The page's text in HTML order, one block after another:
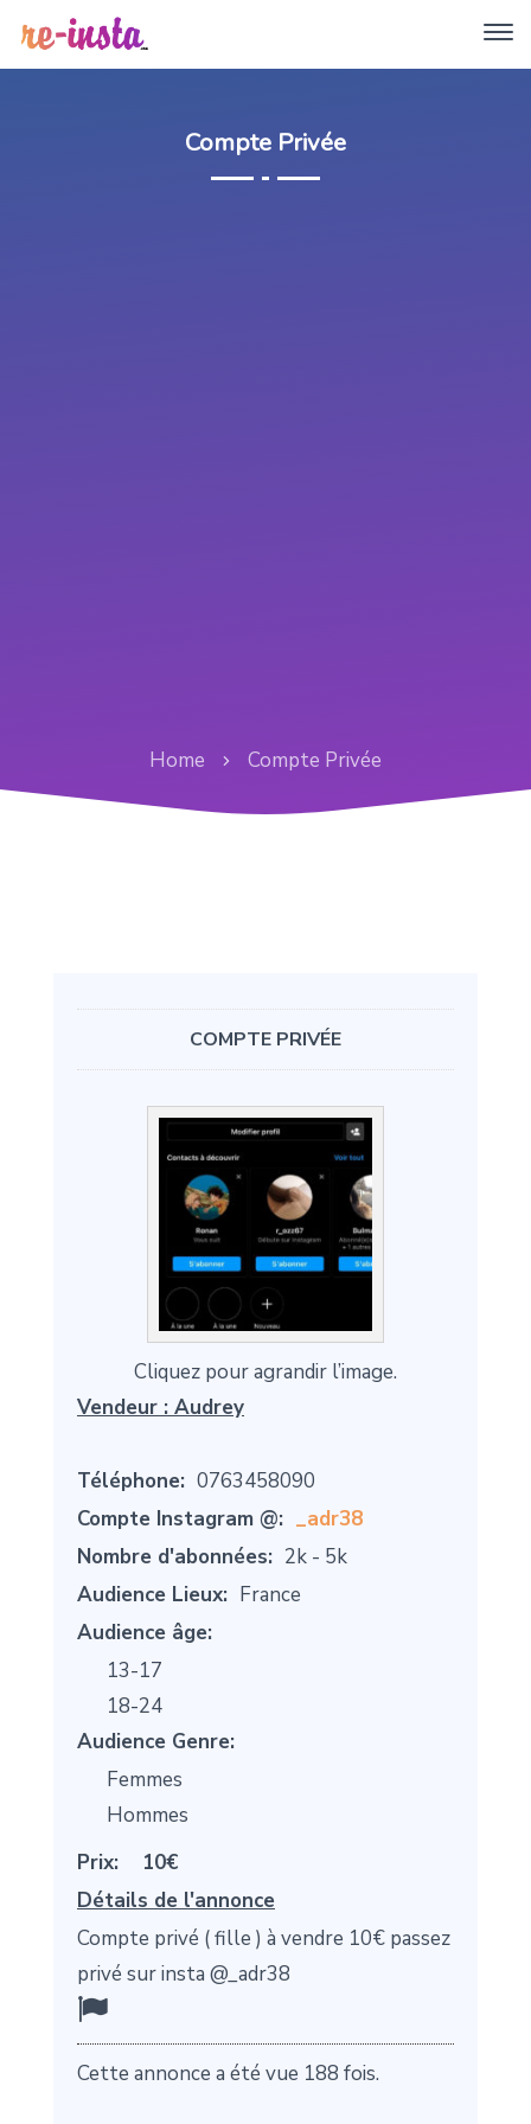
Compte Privée
Home Compte Privée
COMPTE PRIVÉE
Cliquez pour agrandir l’image.
Vendeur : Audrey
Téléphone: 0763458090
Compte Instagram @: _adr38
Nombre d'abonnées: 2k - 5k
Audience Lieux: France
Audience âge:
13-17
18-24
Audience Genre:
Femmes
Hommes
Prix:
10€
Détails de l'annonce
Compte privé ( fille ) à vendre 10€ passez
privé sur insta @_adr38
Cette annonce a été vue 188 fois.